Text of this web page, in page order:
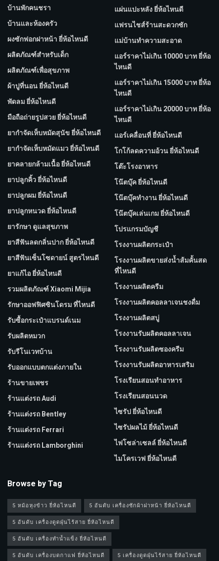
บ้านพักคนชรา
บ้านและห้องครัว
ผงซักฟอกฝาหน้า ยี่ห้อไหนดี
ผลิตภัณฑ์สำหรับเด็ก
ผลิตภัณฑ์เพื่อสุขภาพ
ผ้าปูที่นอน ยี่ห้อไหนดี
พัดลม ยี่ห้อไหนดี
มือถือถ่ายรูปสวย ยี่ห้อไหนดี
ยากำจัดเห็บหมัดสุนัข ยี่ห้อไหนดี
ยากำจัดเห็บหมัดแมว ยี่ห้อไหนดี
ยาคลายกล้ามเนื้อ ยี่ห้อไหนดี
ยาปลูกคิ้ว ยี่ห้อไหนดี
ยาปลูกผม ยี่ห้อไหนดี
ยาปลูกหนวด ยี่ห้อไหนดี
ยารักษา ดูแลสุขภาพ
ยาสีฟันลดกลิ่นปาก ยี่ห้อไหนดี
ยาสีฟันเซ็นโซดายน์ สูตรไหนดี
ยาแก้ไอ ยี่ห้อไหนดี
รวมผลิตภัณฑ์ Xiaomi Mijia
รักษาออฟฟิศซินโดรม ที่ไหนดี
รับซื้อกระเป๋าแบรนด์เนม
รับผลิตหมวก
รับรีโนเวทบ้าน
รับออกแบบตกแต่งภายใน
ร้านขายเพชร
ร้านแต่งรถ Audi
ร้านแต่งรถ Bentley
ร้านแต่งรถ Ferrari
ร้านแต่งรถ Lamborghini
แผ่นแปะหลัง ยี่ห้อไหนดี
แฟรนไชส์ร้านสะดวกซัก
แม่บ้านทำความสะอาด
แอร์ราคาไม่เกิน 10000 บาท ยี่ห้อ
ไหนดี
แอร์ราคาไม่เกิน 15000 บาท ยี่ห้อ
ไหนดี
แอร์ราคาไม่เกิน 20000 บาท ยี่ห้อ
ไหนดี
แอร์เคลื่อนที่ ยี่ห้อไหนดี
โกโก้ลดความอ้วน ยี่ห้อไหนดี
โต๊ะโรงอาหาร
โน๊ตบุ๊ค ยี่ห้อไหนดี
โน๊ตบุ๊คทำงาน ยี่ห้อไหนดี
โน๊ตบุ๊คเล่นเกม ยี่ห้อไหนดี
โปรแกรมบัญชี
โรงงานผลิตกระเป๋า
โรงงานผลิตขายส่งน้ำส้มคั้นสด
ที่ไหนดี
โรงงานผลิตครีม
โรงงานผลิตคอลลาเจนชงดื่ม
โรงงานผลิตสบู่
โรงงานรับผลิตคอลลาเจน
โรงงานรับผลิตซองครีม
โรงงานรับผลิตอาหารเสริม
โรงเรียนสอนทำอาหาร
โรงเรียนสอนนวด
ไซรัป ยี่ห้อไหนดี
ไซรัปผลไม้ ยี่ห้อไหนดี
ไฟโซล่าเซลล์ ยี่ห้อไหนดี
ไมโครเวฟ ยี่ห้อไหนดี
Browse by Tag
5 หม้อหุงข้าว ยี่ห้อไหนดี
5 อันดับ เครื่องซักผ้าฝาหน้า ยี่ห้อไหนดี
5 อันดับ เครื่องดูดฝุ่นไร้สาย ยี่ห้อไหนดี
5 อันดับ เครื่องทำน้ำแข็ง ยี่ห้อไหนดี
5 อันดับ เครื่องบดกาแฟ ยี่ห้อไหนดี
5 เครื่องดูดฝุ่นไร้สาย ยี่ห้อไหนดี